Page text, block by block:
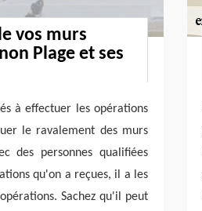
vos murs
Plage et ses
à effectuer les opérations
le ravalement des murs
des personnes qualifiées
qu'on a reçues, il a les
Sachez qu'il peut